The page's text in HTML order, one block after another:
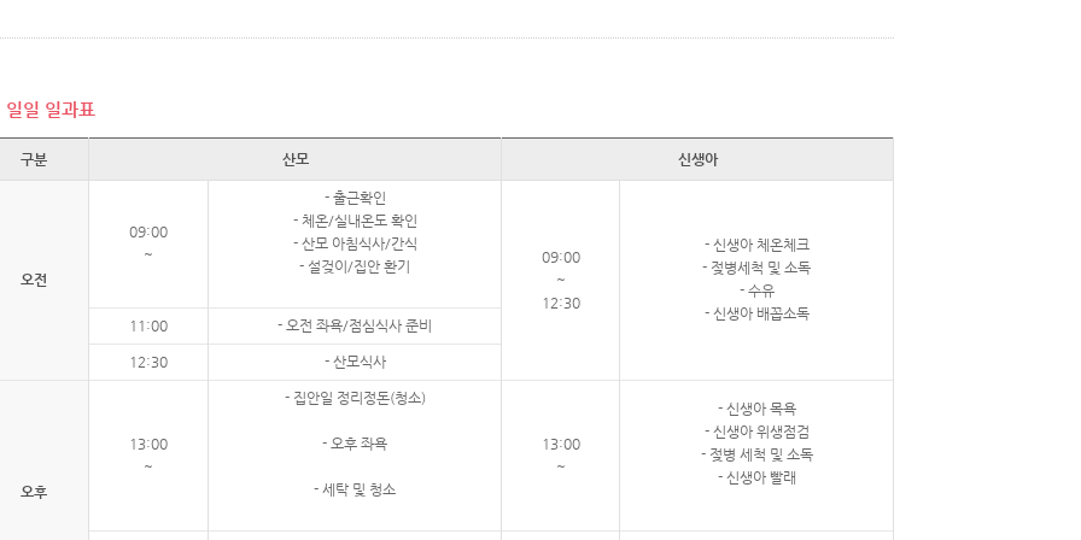
일일 일과표
구분 산모 신생아
오전
09:00
~
- 출근확인
- 체온/실내온도 확인
- 산모 아침식사/간식
- 설겆이/집안 환기
09:00
~
12:30
- 신생아 체온체크
- 젖병세척 및 소독
- 수유
- 신생아 배꼽소독
11:00 - 오전 좌욕/점심식사 준비
12:30 - 산모식사
오후
13:00
~
- 집안일 정리정돈(청소)
- 오후 좌욕
- 세탁 및 청소
13:00
~
- 신생아 목욕
- 신생아 위생점검
- 젖병 세척 및 소독
- 신생아 빨래